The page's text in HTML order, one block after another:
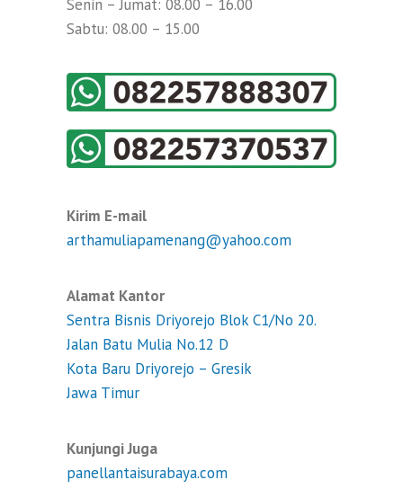
Senin – Jumat: 08.00 – 16.00
Sabtu: 08.00 – 15.00
Kirim E-mail
arthamuliapamenang@yahoo.com
Alamat Kantor
Sentra Bisnis Driyorejo Blok C1/No 20.
Jalan Batu Mulia No.12 D
Kota Baru Driyorejo – Gresik
Jawa Timur
Kunjungi Juga
panellantaisurabaya.com